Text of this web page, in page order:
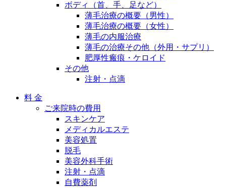
ボディ（首、手、足など）
薄毛治療の概要（男性）
薄毛治療の概要（女性）
薄毛の内服治療
薄毛の治療その他（外用・サプリ）
肥厚性瘢痕・ケロイド
その他
注射・点滴
料 金
ご来院時の費用
スキンケア
メディカルエステ
美容処置
脱毛
美容外科手術
注射・点滴
自費薬剤